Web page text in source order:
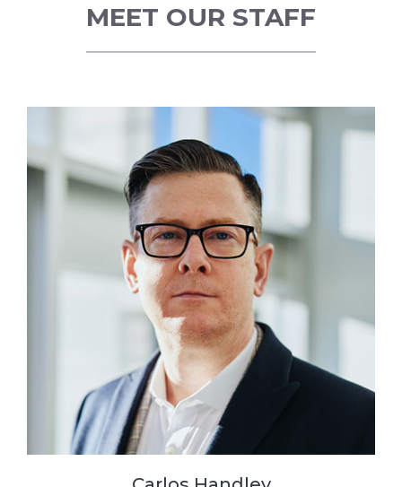
MEET OUR STAFF